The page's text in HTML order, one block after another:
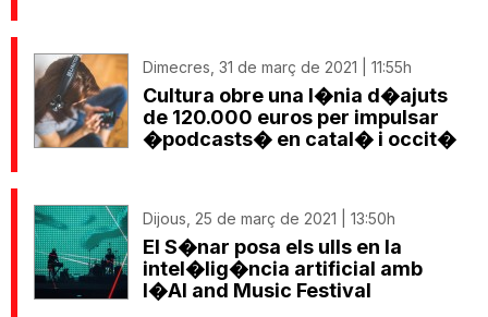
Dimecres, 31 de març de 2021 | 11:55h
Cultura obre una l�nia d�ajuts
de 120.000 euros per impulsar
�podcasts� en catal� i occit�
Dijous, 25 de març de 2021 | 13:50h
El S�nar posa els ulls en la
intel�lig�ncia artificial amb
l�AI and Music Festival